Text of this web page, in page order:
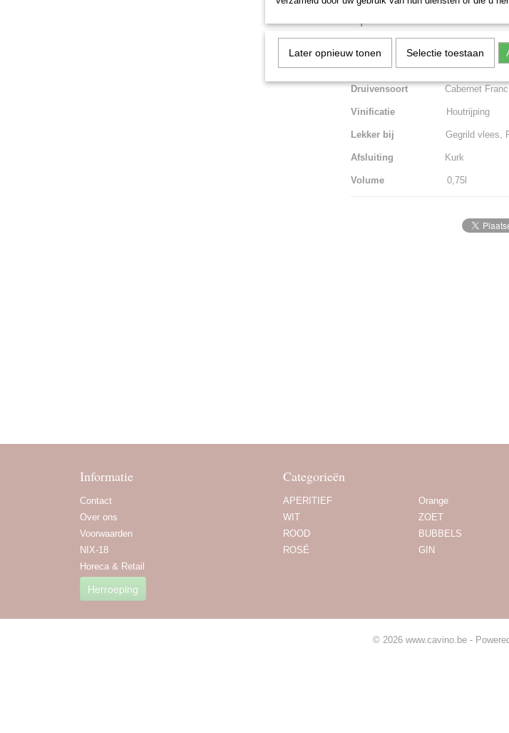
StreekBordeaux
Druivensoort Cabernet Franc,
Vinificatie Houtrijping
Lekker bij Gegrild vlees,
Afsluiting Kurk
Volume 0,75l
Informatie
Contact
Over ons
Voorwaarden
NIX-18
Horeca & Retail
Herroeping
Categorieën
APERITIEF
WIT
ROOD
ROSÉ
Orange
ZOET
BUBBELS
GIN
© 2026 www.cavino.be -
Later opnieuw tonen Selectie toestaan